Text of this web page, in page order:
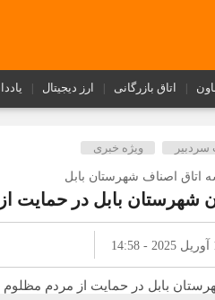
اتاق بازرگانی ارز دیجیتال
سردبیر ویژه خبری
اتاق اصناف شهرستان بابل
شهرستان بابل در